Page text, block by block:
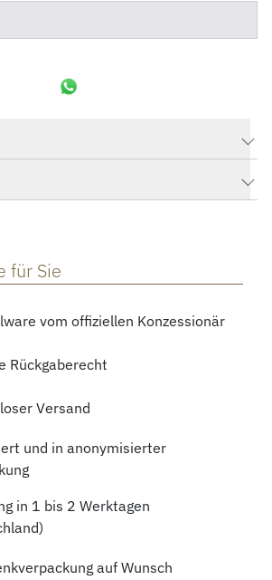
für Sie
vom offiziellen Konzessionär
Rückgaberecht
Versand
und in anonymisierter
in 1 bis 2 Werktagen
auf Wunsch